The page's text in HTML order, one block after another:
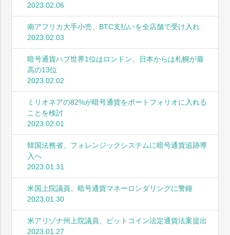
2023.02.06
南アフリカ大手小売、BTC支払いを全店舗で受け入れ
2023.02.03
暗号通貨ハブ世界1位はロンドン、日本からは札幌が最
高の13位
2023.02.02
ミリオネアの82%が暗号通貨をポートフォリオに入れる
ことを検討
2023.02.01
韓国法務省、フォレンジックシステムに暗号通貨追跡導
入へ
2023.01.31
米国上院議員、暗号通貨マネーロンダリングに警鐘
2023.01.30
米アリゾナ州上院議員、ビットコイン法定通貨法案提出
2023.01.27